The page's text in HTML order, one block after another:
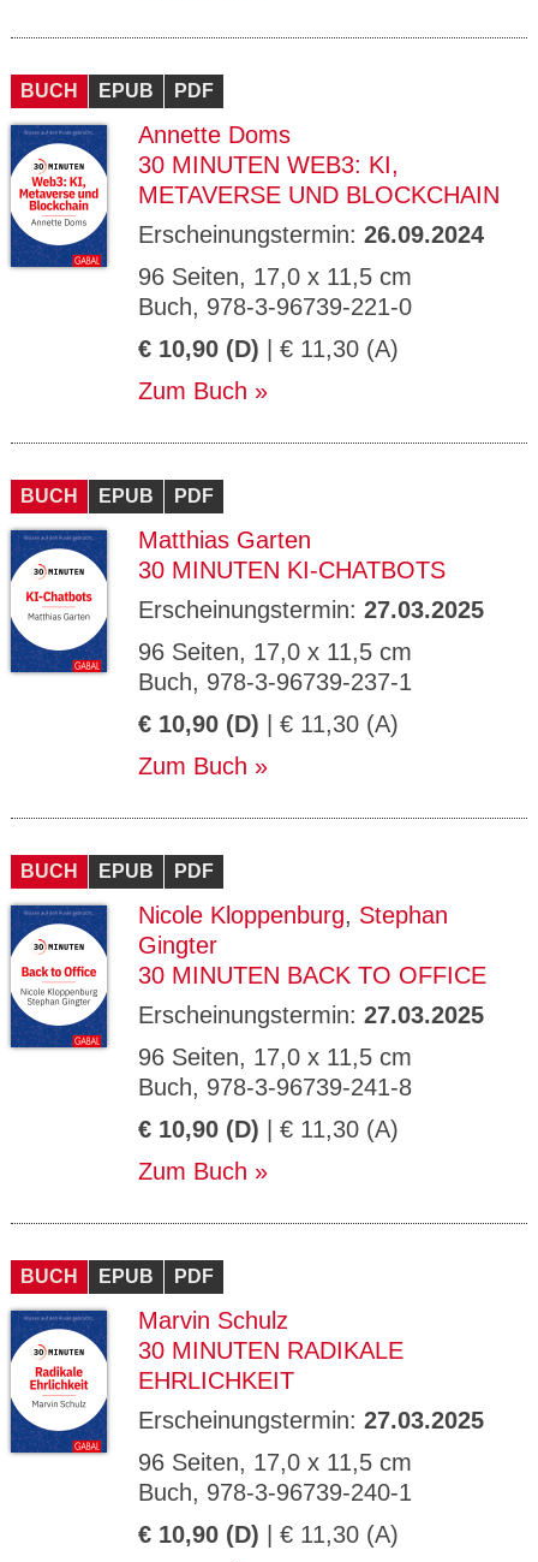
BUCH EPUB PDF
Annette Doms
30 MINUTEN WEB3: KI,
METAVERSE UND BLOCKCHAIN
Erscheinungstermin: 26.09.2024
96 Seiten, 17,0 x 11,5 cm
Buch, 978-3-96739-221-0
€ 10,90 (D) | € 11,30 (A)
Zum Buch
BUCH EPUB PDF
Matthias Garten
30 MINUTEN KI-CHATBOTS
Erscheinungstermin: 27.03.2025
96 Seiten, 17,0 x 11,5 cm
Buch, 978-3-96739-237-1
€ 10,90 (D) | € 11,30 (A)
Zum Buch
BUCH EPUB PDF
Nicole Kloppenburg, Stephan
Gingter
30 MINUTEN BACK TO OFFICE
Erscheinungstermin: 27.03.2025
96 Seiten, 17,0 x 11,5 cm
Buch, 978-3-96739-241-8
€ 10,90 (D) | € 11,30 (A)
Zum Buch
BUCH EPUB PDF
Marvin Schulz
30 MINUTEN RADIKALE
EHRLICHKEIT
Erscheinungstermin: 27.03.2025
96 Seiten, 17,0 x 11,5 cm
Buch, 978-3-96739-240-1
€ 10,90 (D) | € 11,30 (A)